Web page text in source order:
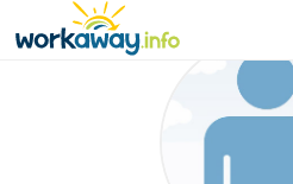
CONTENT
MAIN NAVIGATION